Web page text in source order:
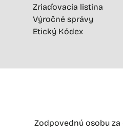
Zriaďovacia listina
Výročné správy
Etický Kódex
Zodpovednú osobu